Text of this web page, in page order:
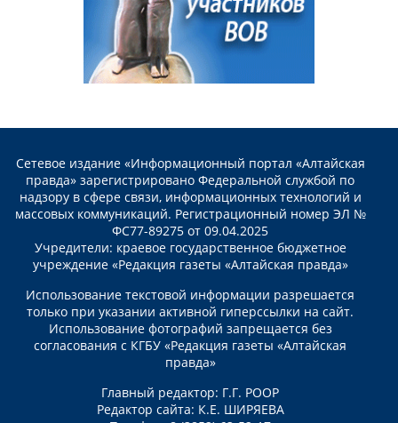
Сетевое издание «Информационный портал «Алтайская
правда» зарегистрировано Федеральной службой по
надзору в сфере связи, информационных технологий и
массовых коммуникаций. Регистрационный номер ЭЛ №
ФС77-89275 от 09.04.2025
Учредители: краевое государственное бюджетное
учреждение «Редакция газеты «Алтайская правда»
Использование текстовой информации разрешается
только при указании активной гиперссылки на сайт.
Использование фотографий запрещается без
согласования с КГБУ «Редакция газеты «Алтайская
правда»
Главный редактор: Г.Г. РООР
Редактор сайта: К.Е. ШИРЯЕВА